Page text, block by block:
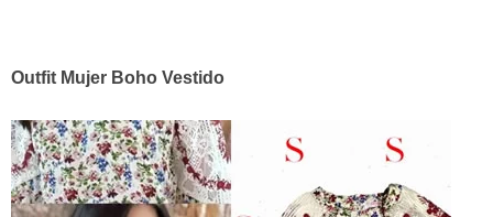
Outfit Mujer Boho Vestido